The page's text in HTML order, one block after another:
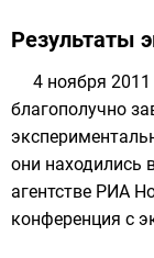
Результаты
4 ноября 2011
благополучно
они находились
агентстве РИА
конференция с